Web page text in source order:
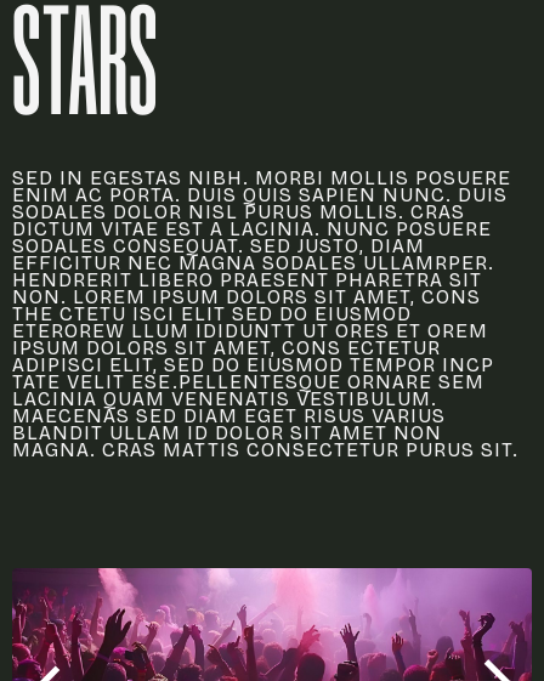
STARS
SED IN EGESTAS NIBH. MORBI MOLLIS POSUERE
ENIM AC PORTA. DUIS QUIS SAPIEN NUNC. DUIS
SODALES DOLOR NISL PURUS MOLLIS. CRAS
DICTUM VITAE EST A LACINIA. NUNC POSUERE
SODALES CONSEQUAT. SED JUSTO, DIAM
EFFICITUR NEC MAGNA SODALES ULLAMRPER.
HENDRERIT LIBERO PRAESENT PHARETRA SIT
NON. LOREM IPSUM DOLORS SIT AMET, CONS
THE CTETU ISCI ELIT SED DO EIUSMOD
ETEROREW LLUM IDIDUNTT UT ORES ET OREM
IPSUM DOLORS SIT AMET, CONS ECTETUR
ADIPISCI ELIT, SED DO EIUSMOD TEMPOR INCP
TATE VELIT ESE.PELLENTESQUE ORNARE SEM
LACINIA QUAM VENENATIS VESTIBULUM.
MAECENAS SED DIAM EGET RISUS VARIUS
BLANDIT ULLAM ID DOLOR SIT AMET NON
MAGNA. CRAS MATTIS CONSECTETUR PURUS SIT.